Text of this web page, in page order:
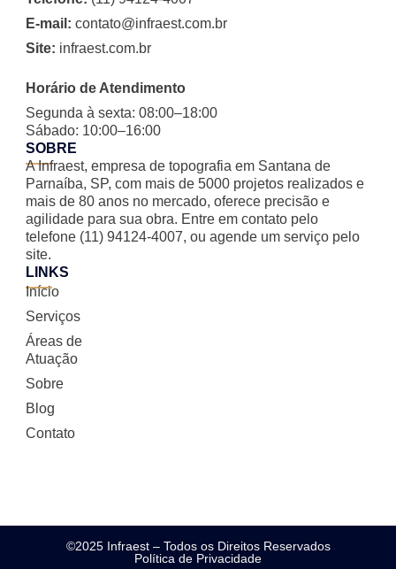
SOBRE
A Infraest, empresa de topografia em Santana de
Parnaíba, SP, com mais de 5000 projetos realizados e
mais de 80 anos no mercado, oferece precisão e
agilidade para sua obra. Entre em contato pelo
telefone (11) 94124-4007, ou agende um serviço pelo
site.
LINKS
Início
Serviços
Áreas de
Atuação
Sobre
Blog
Contato
E-mail: contato@infraest.com.br
Site: infraest.com.br
Horário de Atendimento
Segunda à sexta: 08:00–18:00
Sábado: 10:00–16:00
©2025 Infraest – Todos os Direitos Reservados
Política de Privacidade